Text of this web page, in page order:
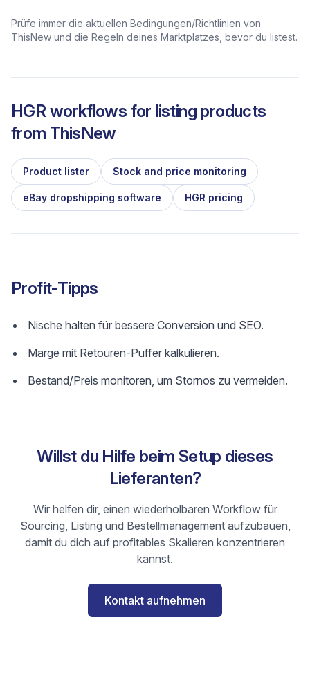
Prüfe immer die aktuellen Bedingungen/Richtlinien von
ThisNew und die Regeln deines Marktplatzes, bevor du listest.
HGR workflows for listing products
from ThisNew
Product lister Stock and price monitoring
eBay dropshipping software HGR pricing
Profit-Tipps
Nische halten für bessere Conversion und SEO.
Marge mit Retouren-Puffer kalkulieren.
Bestand/Preis monitoren, um Stornos zu vermeiden.
Willst du Hilfe beim Setup dieses
Lieferanten?
Wir helfen dir, einen wiederholbaren Workflow für
Sourcing, Listing und Bestellmanagement aufzubauen,
damit du dich auf profitables Skalieren konzentrieren
kannst.
Kontakt aufnehmen